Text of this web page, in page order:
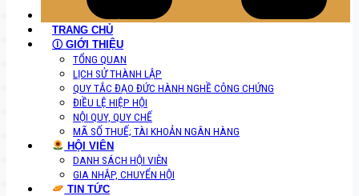
TRANG CHỦ
Ⓘ GIỚI THIỆU
TỔNG QUAN
LỊCH SỬ THÀNH LẬP
QUY TẮC ĐẠO ĐỨC HÀNH NGHỀ CÔNG CHỨNG
ĐIỀU LỆ HIỆP HỘI
NỘI QUY, QUY CHẾ
MÃ SỐ THUẾ; TÀI KHOẢN NGÂN HÀNG
HỘI VIÊN
DANH SÁCH HỘI VIÊN
GIA NHẬP, CHUYỂN HỘI
TIN TỨC